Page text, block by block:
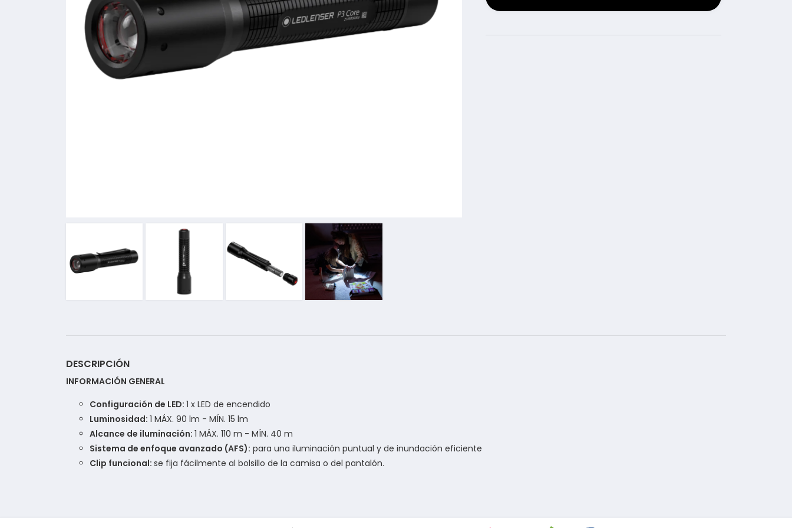
DESCRIPCIÓN
INFORMACIÓN GENERAL
Configuración de LED: 1 x LED de encendido
Luminosidad: 1 MÁX. 90 lm - MÍN. 15 lm
Alcance de iluminación: 1 MÁX. 110 m - MÍN. 40 m
Sistema de enfoque avanzado (AFS): para una iluminación puntual y de inundación eficiente
Clip funcional: se fija fácilmente al bolsillo de la camisa o del pantalón.